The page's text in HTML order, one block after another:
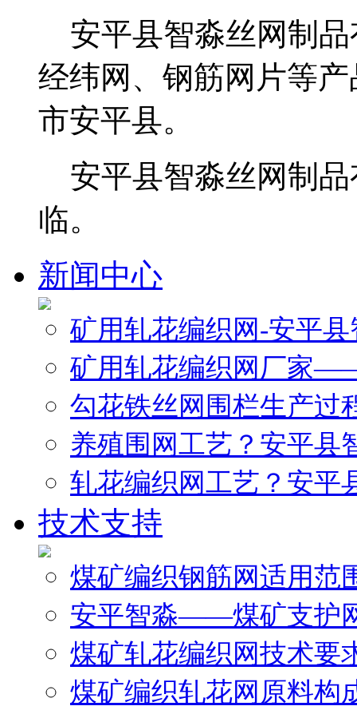
安平县智淼丝网制品
经纬网、钢筋网片等
市安平县。
安平县智淼丝网制品
临。
新闻中心
矿用轧花编织网-安平
矿用轧花编织网厂家
勾花铁丝网围栏生产过
养殖围网工艺？安平县
轧花编织网工艺？安平
技术支持
煤矿编织钢筋网适用范
安平智淼——煤矿支护
煤矿轧花编织网技术要
煤矿编织轧花网原料构